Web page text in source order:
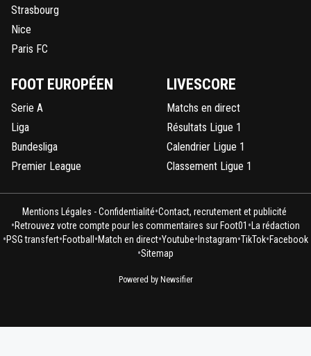
Strasbourg
Nice
Paris FC
FOOT EUROPÉEN
Serie A
Liga
Bundesliga
Premier League
LIVESCORE
Matchs en direct
Résultats Ligue 1
Calendrier Ligue 1
Classement Ligue 1
Mentions Légales - Confidentialité•Contact, recrutement et publicité
•Retrouvez votre compte pour les commentaires sur Foot01 • La rédaction
•PSG transfert•Football •Match en direct•Youtube• Instagram•TikTok•Facebook
•Sitemap
Powered by Newsifier